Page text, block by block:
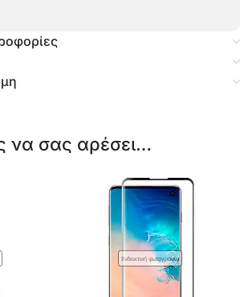
να σας αρέσει…
Ενδεικτική φωτογραφία